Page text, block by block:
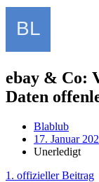
ebay & Co:
Daten
Blablub
17. Januar
Unerledigt
1. offizieller Beitrag